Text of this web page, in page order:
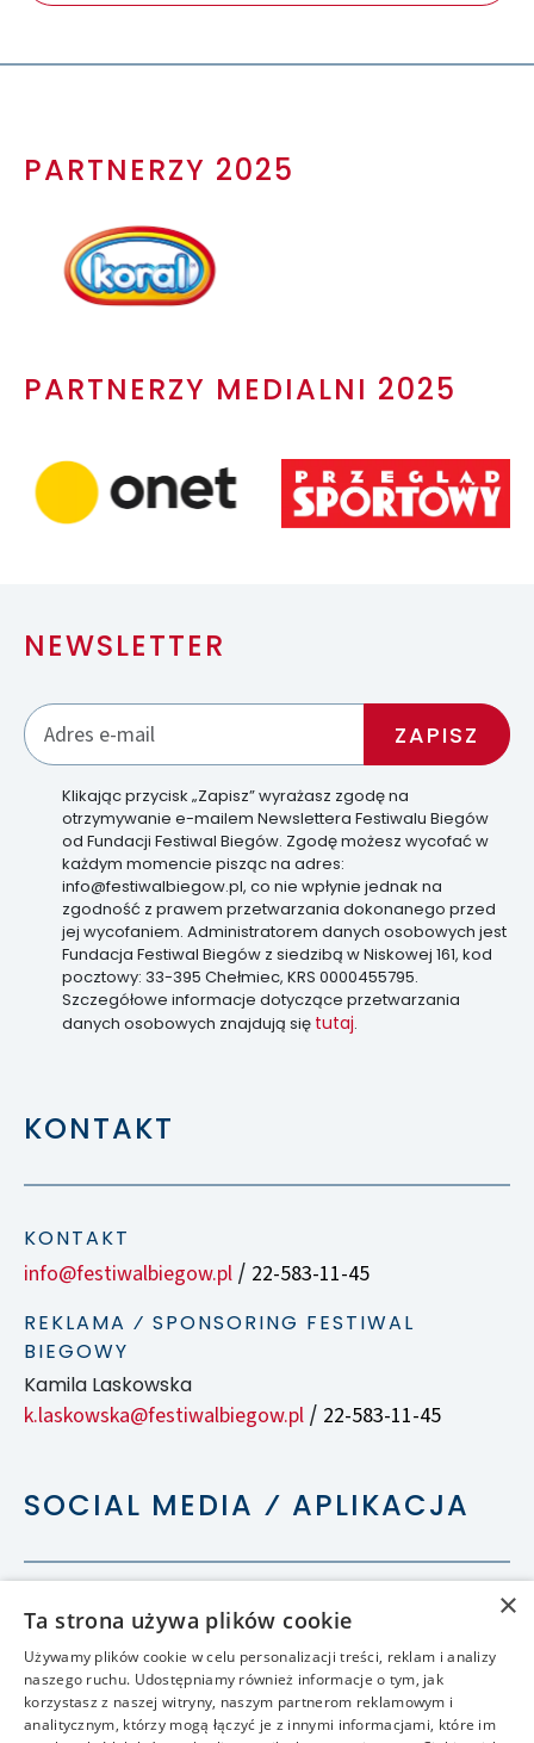
PARTNERZY 2025
PARTNERZY MEDIALNI 2025
NEWSLETTER
Klikając przycisk „Zapisz” wyrażasz zgodę na
otrzymywanie e-mailem Newslettera Festiwalu Biegów
od Fundacji Festiwal Biegów. Zgodę możesz wycofać w
każdym momencie pisząc na adres:
info@festiwalbiegow.pl, co nie wpłynie jednak na
zgodność z prawem przetwarzania dokonanego przed
jej wycofaniem. Administratorem danych osobowych jest
Fundacja Festiwal Biegów z siedzibą w Niskowej 161, kod
pocztowy: 33-395 Chełmiec, KRS 0000455795.
Szczegółowe informacje dotyczące przetwarzania
danych osobowych znajdują się tutaj.
KONTAKT
KONTAKT
info@festiwalbiegow.pl / 22-583-11-45
REKLAMA ⁄ SPONSORING FESTIWAL
BIEGOWY
Kamila Laskowska
k.laskowska@festiwalbiegow.pl / 22-583-11-45
SOCIAL MEDIA ⁄ APLIKACJA
×
Ta strona używa plików cookie
Używamy plików cookie w celu personalizacji treści, reklam i analizy
naszego ruchu. Udostępniamy również informacje o tym, jak
korzystasz z naszej witryny, naszym partnerom reklamowym i
analitycznym, którzy mogą łączyć je z innymi informacjami, które im